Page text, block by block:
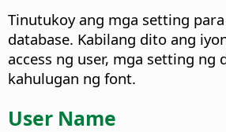
Tinutukoy ang mga setting para
database. Kabilang dito ang
access ng user, mga setting ng
kahulugan ng font.
User Name